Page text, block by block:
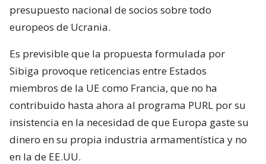
presupuesto nacional de socios sobre todo
europeos de Ucrania.
Es previsible que la propuesta formulada por
Sibiga provoque reticencias entre Estados
miembros de la UE como Francia, que no ha
contribuido hasta ahora al programa PURL por su
insistencia en la necesidad de que Europa gaste su
dinero en su propia industria armamentística y no
en la de EE.UU.